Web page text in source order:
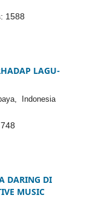
1588
LAGU-
Indonesia
DARING DI
MUSIC